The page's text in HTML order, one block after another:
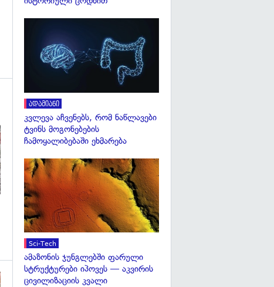
გადახედვა
გადახედვა
ადამიანი
კვლევა აჩვენებს, რომ ნაწლავები
ტვინს მოგონებების
ჩამოყალიბებაში ეხმარება
Sci-Tech
ამაზონის ჯუნგლებში ფარული
სტრუქტურები იპოვეს — აკვირის
ცივილიზაციის კვალი